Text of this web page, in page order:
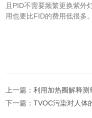
且PID不需要频繁更换紫外
用也要比FID的费用低很多。
上一篇：利用加热圈解释测
下一篇：TVOC污染对人体